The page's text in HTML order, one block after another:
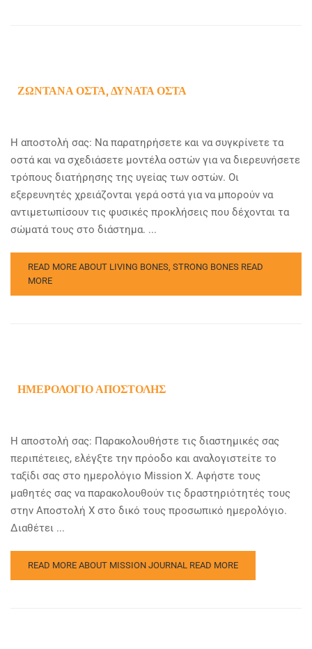
ΖΩΝΤΑΝΆ ΟΣΤΆ, ΔΥΝΑΤΆ ΟΣΤΆ
Η αποστολή σας: Να παρατηρήσετε και να συγκρίνετε τα
οστά και να σχεδιάσετε μοντέλα οστών για να διερευνήσετε
τρόπους διατήρησης της υγείας των οστών. Οι
εξερευνητές χρειάζονται γερά οστά για να μπορούν να
αντιμετωπίσουν τις φυσικές προκλήσεις που δέχονται τα
σώματά τους στο διάστημα. ...
READ MORE ABOUT LIVING BONES, STRONG BONES READ
MORE
ΗΜΕΡΟΛΌΓΙΟ ΑΠΟΣΤΟΛΉΣ
Η αποστολή σας: Παρακολουθήστε τις διαστημικές σας
περιπέτειες, ελέγξτε την πρόοδο και αναλογιστείτε το
ταξίδι σας στο ημερολόγιο Mission X. Αφήστε τους
μαθητές σας να παρακολουθούν τις δραστηριότητές τους
στην Αποστολή Χ στο δικό τους προσωπικό ημερολόγιο.
Διαθέτει ...
READ MORE ABOUT MISSION JOURNAL READ MORE